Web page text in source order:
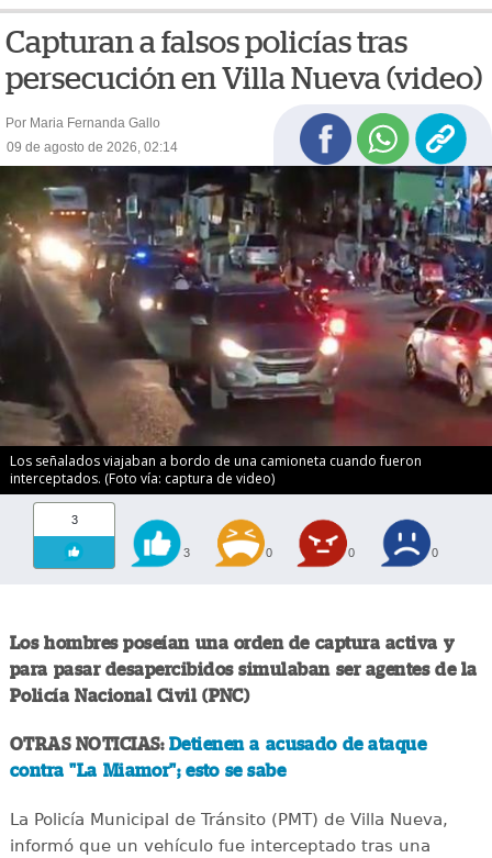
Capturan a falsos policías tras
persecución en Villa Nueva (video)
Por Maria Fernanda Gallo
09 de agosto de 2026, 02:14
Los señalados viajaban a bordo de una camioneta cuando fueron
interceptados. (Foto vía: captura de video)
3
3 0 0 0
Los hombres poseían una orden de captura activa y
para pasar desapercibidos simulaban ser agentes de la
Policía Nacional Civil (PNC)
OTRAS NOTICIAS: Detienen a acusado de ataque
contra "La Miamor"; esto se sabe
La Policía Municipal de Tránsito (PMT) de Villa Nueva,
informó que un vehículo fue interceptado tras una